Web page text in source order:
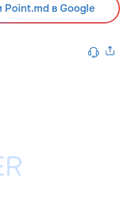
Point.md в Google